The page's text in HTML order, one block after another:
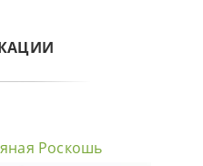
Роскошь